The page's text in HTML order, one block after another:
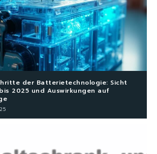
der Batterietechnologie: Sicht
2025 und Auswirkungen auf